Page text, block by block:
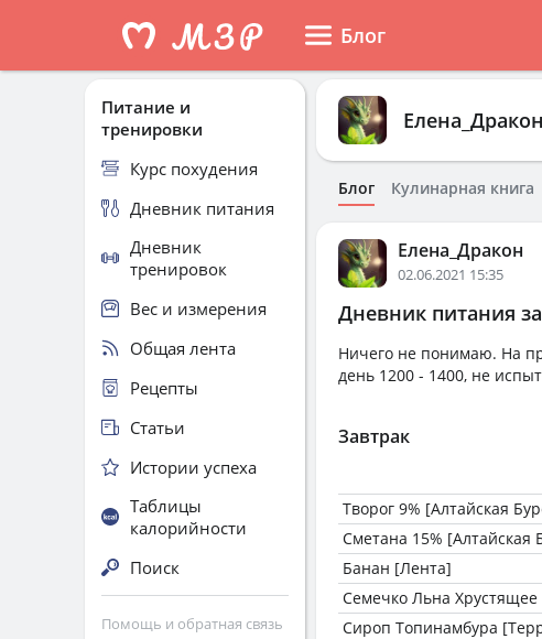
Блог
Елена_Дракон
Блог Кулинарная книга
Елена_Дракон
02.06.2021 15:35
Дневник питания за
Ничего не понимаю. На
день 1200 - 1400, не
Завтрак
Творог 9% [Алтайская
Сметана 15% [Алтайская
Банан [Лента]
Семечко Льна
Сироп Топинамбура
Питание и
тренировки
Курс похудения
Дневник питания
Дневник
тренировок
Вес и измерения
Общая лента
Рецепты
Статьи
Истории успеха
Таблицы
калорийности
Поиск
Помощь и обратная связь